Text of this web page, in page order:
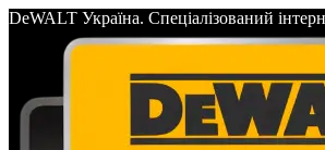
DeWALT Україна. Спеціалізований